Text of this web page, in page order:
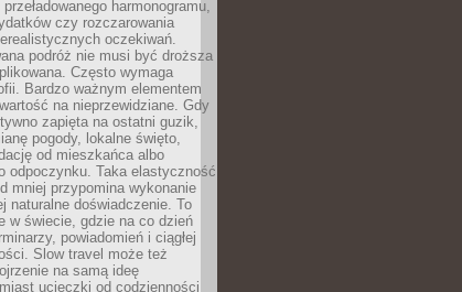
harmonogramu,
czy rozczarowania
oczekiwań.
podróż nie musi być droższa
Często wymaga
Bardzo ważnym elementem
na nieprzewidziane. Gdy
zapięta na ostatni guzik,
pogody, lokalne święto,
od mieszkańca albo
odpoczynku. Taka elastyczność
mniej przypomina wykonanie
naturalne doświadczenie. To
w świecie, gdzie na co dzień
powiadomień i ciągłej
Slow travel może też
na samą ideę
ucieczki od codzienności